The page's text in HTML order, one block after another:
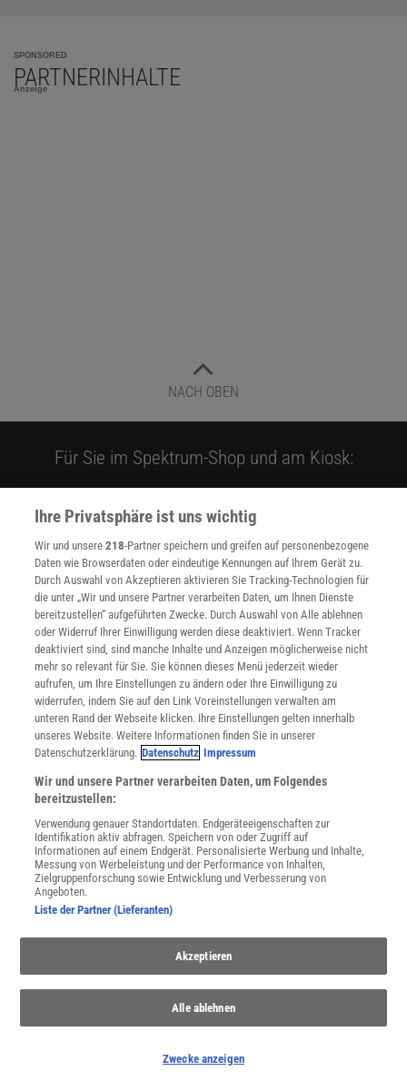
SPONSORED
PARTNERINHALTE
Anzeige
NACH OBEN
Für Sie im Spektrum-Shop und am Kiosk:
WEITERE NEUERSCHEINUNGEN SPEKTRUM SHOP
Spektrum.de-Newsletter abonnieren
JETZT ANMELDEN!
Sie können unsere Newsletter jederzeit wieder abbestellen. Infos zu unserem Umgang
SERVICES
Newsletter
Kontakt
Spektrum Shop
Ihre Privatsphäre ist uns wichtig
Wir und unsere218-Partner speichern und greifen auf personenbezogene
Daten wie Browserdaten oder eindeutige Kennungen auf Ihrem Gerät zu.
Durch Auswahl von Akzeptieren aktivieren Sie Tracking-Technologien für
die unter „Wir und unsere Partner verarbeiten Daten, um Ihnen Dienste
bereitzustellen“ aufgeführten Zwecke. Durch Auswahl von Alle ablehnen
oder Widerruf Ihrer Einwilligung werden diese deaktiviert. Wenn Tracker
deaktiviert sind, sind manche Inhalte und Anzeigen möglicherweise nicht
mehr so relevant für Sie. Sie können dieses Menü jederzeit wieder
aufrufen, um Ihre Einstellungen zu ändern oder Ihre Einwilligung zu
widerrufen, indem Sie auf den Link Voreinstellungen verwalten am
unteren Rand der Webseite klicken. Ihre Einstellungen gelten innerhalb
unseres Website. Weitere Informationen finden Sie in unserer
Datenschutzerklärung. Datenschutz Impressum
Wir und unsere Partner verarbeiten Daten, um Folgendes
bereitzustellen:
Verwendung genauer Standortdaten. Endgeräteeigenschaften zur
Identifikation aktiv abfragen. Speichern von oder Zugriff auf
Informationen auf einem Endgerät. Personalisierte Werbung und Inhalte,
Messung von Werbeleistung und der Performance von Inhalten,
Zielgruppenforschung sowie Entwicklung und Verbesserung von
Angeboten.
Liste der Partner (Lieferanten)
Akzeptieren
Alle ablehnen
Zwecke anzeigen